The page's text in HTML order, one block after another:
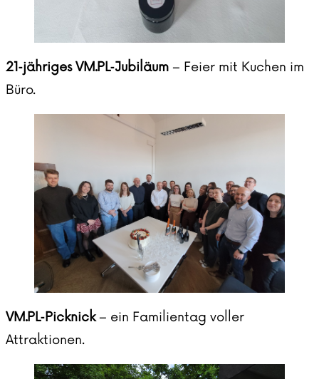
21‑jähriges VM.PL‑Jubiläum – Feier mit Kuchen im
Büro.
VM.PL‑Picknick– ein Familientag voller
Attraktionen.